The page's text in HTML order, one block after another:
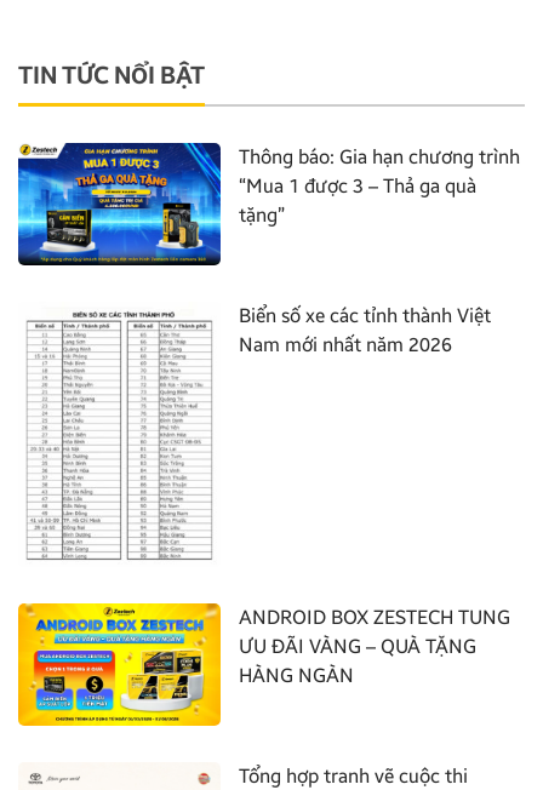
TIN TỨC NỔI BẬT
Thông báo: Gia hạn chương trình
“Mua 1 được 3 – Thả ga quà
tặng”
Biển số xe các tỉnh thành Việt
Nam mới nhất năm 2026
ANDROID BOX ZESTECH TUNG
ƯU ĐÃI VÀNG – QUÀ TẶNG
HÀNG NGÀN
Tổng hợp tranh vẽ cuộc thi